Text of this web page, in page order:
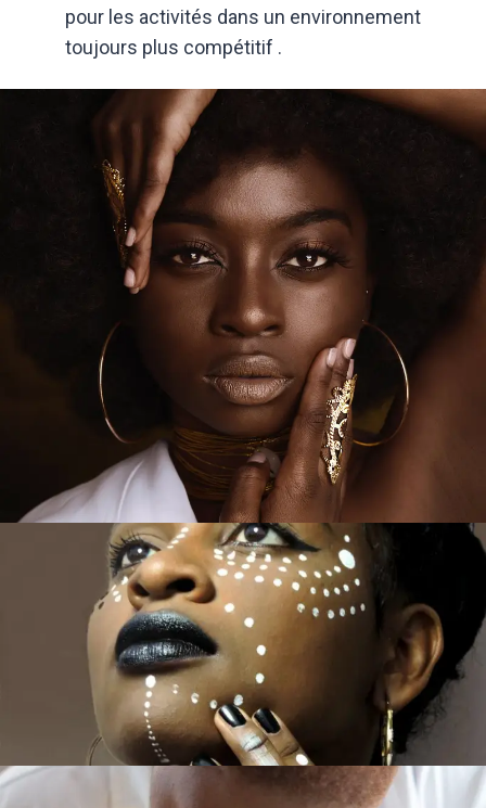
pour les activités dans un environnement
toujours plus compétitif .